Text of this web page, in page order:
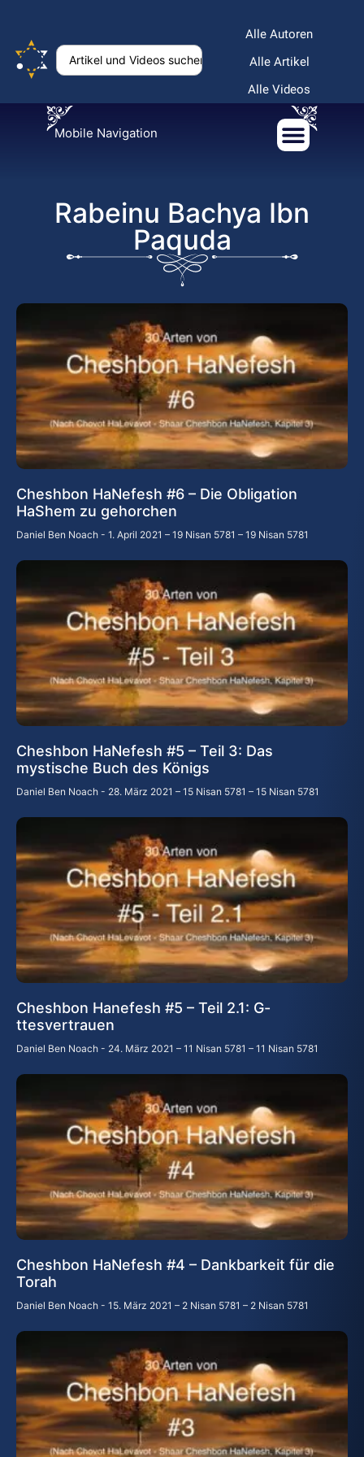
Alle Autoren
Alle Artikel
Alle Videos
Mobile Navigation
Rabeinu Bachya Ibn
Paquda
Cheshbon HaNefesh #6 – Die Obligation
HaShem zu gehorchen
Daniel Ben Noach 1. April 2021 – 19 Nisan 5781 – 19 Nisan 5781
Cheshbon HaNefesh #5 – Teil 3: Das
mystische Buch des Königs
Daniel Ben Noach 28. März 2021 – 15 Nisan 5781 – 15 Nisan 5781
Cheshbon Hanefesh #5 – Teil 2.1: G-
ttesvertrauen
Daniel Ben Noach 24. März 2021 – 11 Nisan 5781 – 11 Nisan 5781
Cheshbon HaNefesh #4 – Dankbarkeit für die
Torah
Daniel Ben Noach 15. März 2021 – 2 Nisan 5781 – 2 Nisan 5781